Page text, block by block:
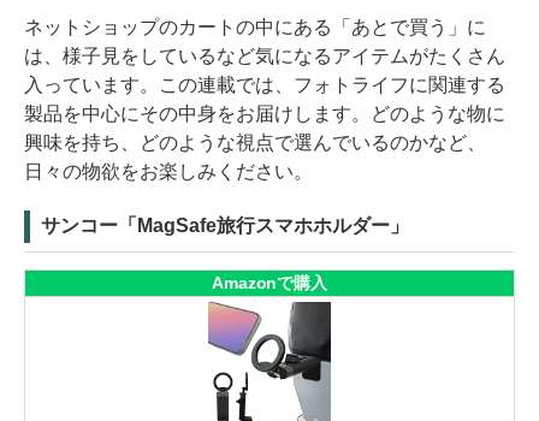
ネットショップのカートの中にある「あとで買う」に
は、様子見をしているなど気になるアイテムがたくさん
入っています。この連載では、フォトライフに関連する
製品を中心にその中身をお届けします。どのような物に
興味を持ち、どのような視点で選んでいるのかなど、
日々の物欲をお楽しみください。
サンコー「MagSafe旅行スマホホルダー」
Amazonで購入